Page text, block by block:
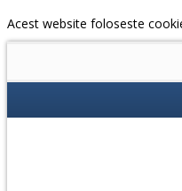
Acest website foloseste